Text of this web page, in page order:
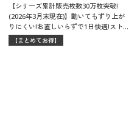
文
(4〜4.9)
(3〜3.9)
【シリーズ累計販売枚数30万枚突破!
(2026年3月末現在)】動いてもずり上が
りにくい!お直しいらずで1日快適!ストレ
ッチレース仕様の定番ショーツ
【まとめてお得】